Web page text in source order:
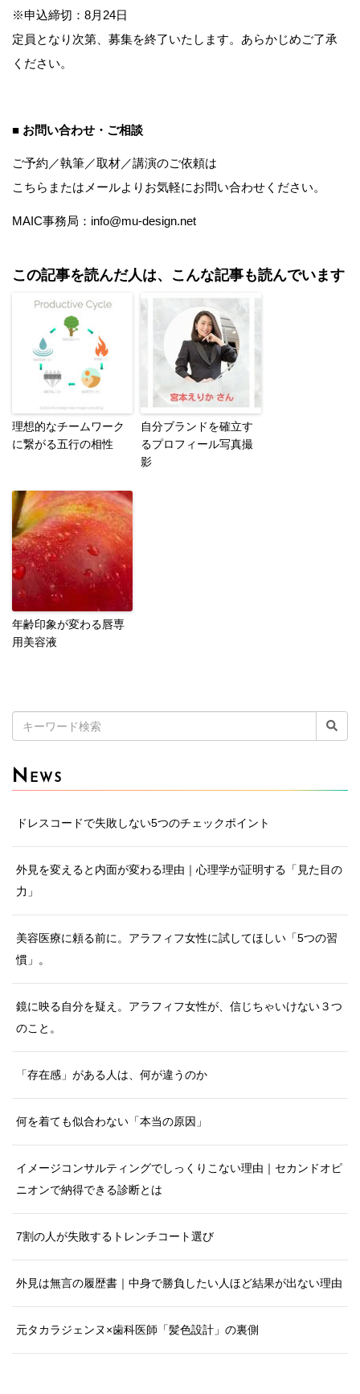
※申込締切：8月24日
定員となり次第、募集を終了いたします。あらかじめご了承
ください。
■ お問い合わせ・ご相談
ご予約／執筆／取材／講演のご依頼は
こちら またはメールよりお気軽にお問い合わせください。
MAIC事務局：info@mu-design.net
この記事を読んだ人は、こんな記事も読んでいます
理想的なチームワーク
に繋がる五行の相性
自分ブランドを確立す
るプロフィール写真撮
影
年齢印象が変わる唇専
用美容液
索:
N EWS
ドレスコードで失敗しない5つのチェックポイント
外見を変えると内面が変わる理由｜心理学が証明する「見た目の
力」
美容医療に頼る前に。アラフィフ女性に試してほしい「5つの習
慣」。
鏡に映る自分を疑え。アラフィフ女性が、信じちゃいけない３つ
のこと。
「存在感」がある人は、何が違うのか
何を着ても似合わない「本当の原因」
イメージコンサルティングでしっくりこない理由｜セカンドオピ
ニオンで納得できる診断とは
7割の人が失敗するトレンチコート選び
外見は無言の履歴書｜中身で勝負したい人ほど結果が出ない理由
元タカラジェンヌ×歯科医師「髪色設計」の裏側